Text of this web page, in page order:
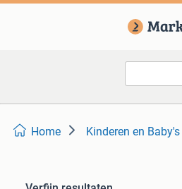
Home Kinderen en Baby's